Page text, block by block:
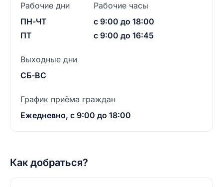
Рабочие дни
ПН-ЧТ
ПТ
Рабочие часы
с 9:00 до 18:00
с 9:00 до 16:45
Выходные дни
СБ-ВС
График приёма граждан
Ежедневно, с 9:00 до 18:00
Как добраться?